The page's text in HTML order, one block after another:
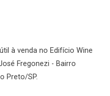
à venda no Edifício Wine
Fregonezi - Bairro
Preto/SP.